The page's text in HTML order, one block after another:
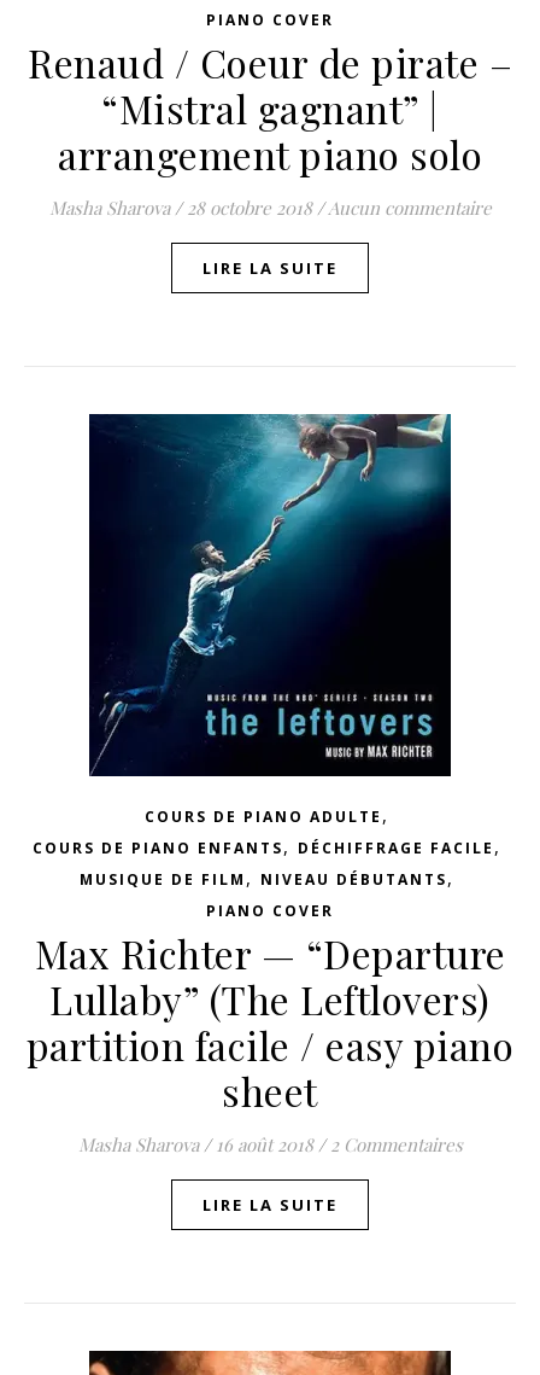
PIANO COVER
Renaud / Coeur de pirate –
“Mistral gagnant” |
arrangement piano solo
Masha Sharova / 28 octobre 2018 /Aucun commentaire
LIRE LA SUITE
COURS DE PIANO ADULTE ,
COURS DE PIANO ENFANTS, DÉCHIFFRAGE FACILE ,
MUSIQUE DE FILM , NIVEAU DÉBUTANTS,
PIANO COVER
Max Richter — “Departure
Lullaby” (The Leftlovers)
partition facile / easy piano
sheet
Masha Sharova / 16 août 2018 / 2 Commentaires
LIRE LA SUITE